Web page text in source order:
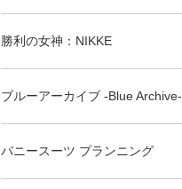
勝利の女神：NIKKE
ブルーアーカイブ -Blue Archive-
バニースーツ プランニング